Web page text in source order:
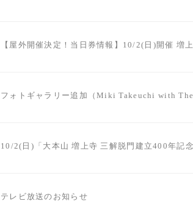
【屋外開催決定！当日券情報】10/2(日)開催 増
フォトギャラリー追加（Miki Takeuchi with
10/2(日)「大本山 増上寺 三解脱門建立400年記
テレビ放送のお知らせ